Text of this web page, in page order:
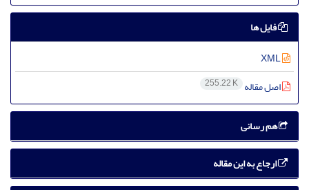
فایل ها
اصل مقاله 255.22 K
هم رسانی
ارجاع به این مقاله